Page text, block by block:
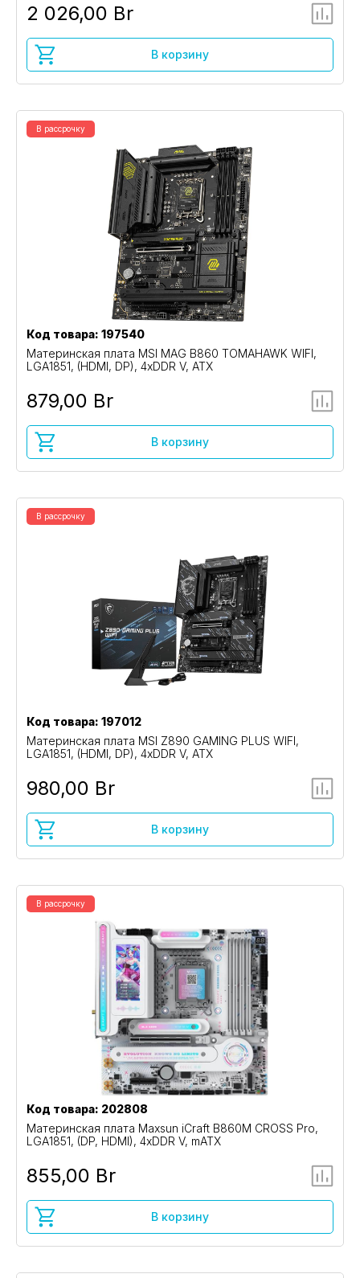
2 026,00 Br
В корзину
В рассрочку
Код товара: 197540
Материнская плата MSI MAG B860 TOMAHAWK WIFI,
LGA1851, (HDMI, DP), 4xDDR V, ATX
879,00 Br
В корзину
В рассрочку
Код товара: 197012
Материнская плата MSI Z890 GAMING PLUS WIFI,
LGA1851, (HDMI, DP), 4xDDR V, ATX
980,00 Br
В корзину
В рассрочку
Код товара: 202808
Материнская плата Maxsun iCraft B860M CROSS Pro,
LGA1851, (DP, HDMI), 4xDDR V, mATX
855,00 Br
В корзину